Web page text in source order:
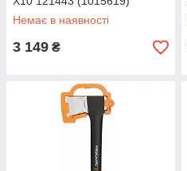
Немає в наявності
3 149 ₴